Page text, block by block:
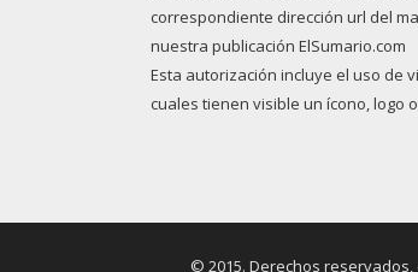
correspondiente dirección url del
nuestra publicación ElSumario.com
Esta autorización incluye el uso de
cuales tienen visible un ícono, logo
© 2015. Derechos reservados,